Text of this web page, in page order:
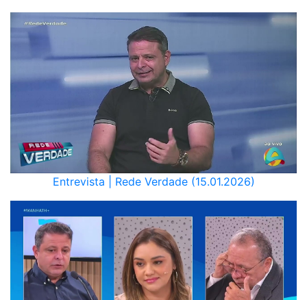
Entrevista | Rede Verdade (15.01.2026)